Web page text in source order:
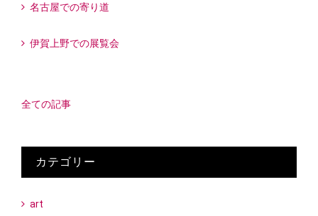
名古屋での寄り道
伊賀上野での展覧会
全ての記事
カテゴリー
art